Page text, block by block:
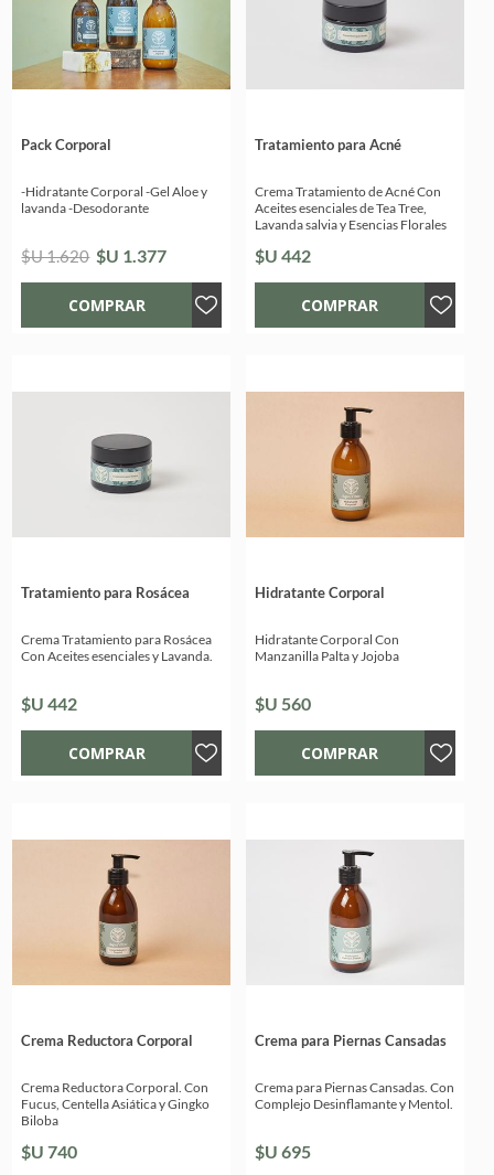
Pack Corporal
-Hidratante Corporal -Gel Aloe y
lavanda -Desodorante
$U 1.620 $U 1.377
Tratamiento para Acné
Crema Tratamiento de Acné Con
Aceites esenciales de Tea Tree,
Lavanda salvia y Esencias Florales
$U 442
Tratamiento para Rosácea
Crema Tratamiento para Rosácea
Con Aceites esenciales y Lavanda.
$U 442
Hidratante Corporal
Hidratante Corporal Con
Manzanilla Palta y Jojoba
$U 560
Crema Reductora Corporal
Crema Reductora Corporal. Con
Fucus, Centella Asiática y Gingko
Biloba
$U 740
Crema para Piernas Cansadas
Crema para Piernas Cansadas. Con
Complejo Desinflamante y Mentol.
$U 695